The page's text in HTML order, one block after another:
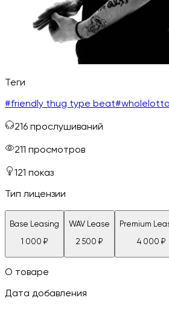
Теги
#friendly thug type beat#
216 прослушиваний
211 просмотров
121 показ
Тип лицензии
Base Leasing
1 000 ₽
WAV Lease
2 500 ₽
Premium
4 000 ₽
О товаре
Дата добавления